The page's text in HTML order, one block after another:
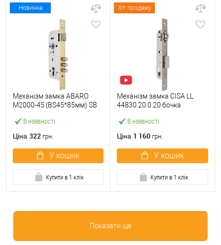
Новинка
В наявності
Механізм замка ABARO
M2000-45 (BS45*85мм) SB
Ціна 322 грн.
У кошик
Купити в 1 клік
Хіт продажу
В наявності
Механізм замка CISA LL
44830.20.0.20 бочка
нержавіюча сталь
Ціна 1 160 грн.
У кошик
Купити в 1 клік
Показати ще